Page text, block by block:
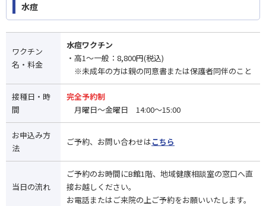
水痘
ワクチン
名・料金
水痘ワクチン
・高1〜一般：8,800円(税込)
※未成年の方は親の同意書または保護者同伴のこと
接種日・時
間
完全予約制
月曜日～金曜日 14:00～15:00
お申込み方
法
ご予約、お問い合わせはこちら
当日の流れ
ご予約のお時間にB館1階、地域健康相談室の窓口へ直
接お越しください。
お電話またはご来院の上ご予約をお願いいたします。